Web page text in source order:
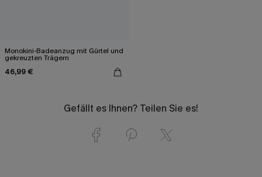
Monokini-Badeanzug mit Gürtel und
gekreuzten Trägern
46,99 €
Gefällt es Ihnen? Teilen Sie es!